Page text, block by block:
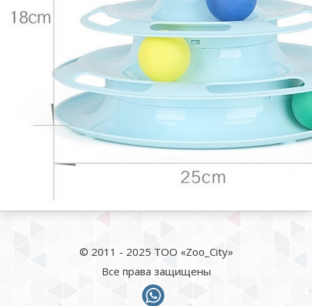
© 2011 - 2025 ТОО «Zoo_City»
Все права защищены